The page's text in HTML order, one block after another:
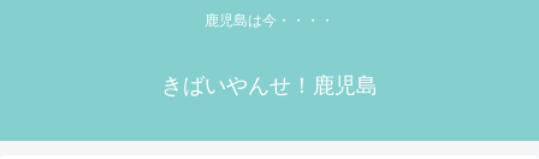
鹿児島は今・・・・
きばいやんせ！鹿児島